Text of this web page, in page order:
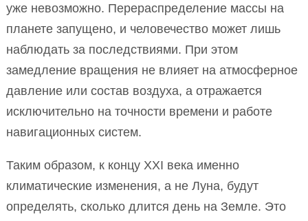
уже невозможно. Перераспределение массы на
планете запущено, и человечество может лишь
наблюдать за последствиями. При этом
замедление вращения не влияет на атмосферное
давление или состав воздуха, а отражается
исключительно на точности времени и работе
навигационных систем.
Таким образом, к концу XXI века именно
климатические изменения, а не Луна, будут
определять, сколько длится день на Земле. Это